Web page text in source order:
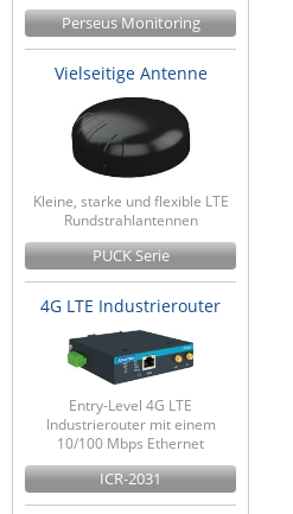
Perseus Monitoring
Vielseitige Antenne
Kleine, starke und flexible LTE
Rundstrahlantennen
PUCK Serie
4G LTE Industrierouter
Entry-Level 4G LTE
Industrierouter mit einem
10/100 Mbps Ethernet
ICR-2031